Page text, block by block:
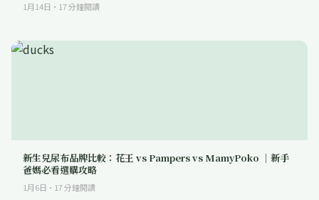
1月14日 · 17分鐘閱讀
新生兒尿布品牌比較：花王 vs Pampers vs MamyPoko ｜新手
爸媽必看選購攻略
1月6日 · 17分鐘閱讀